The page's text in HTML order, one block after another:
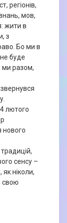
регіонів,
мов,
жити в
з
Бо ми в
буде
ми разом,
лютого
нового
сенсу –
як ніколи,
свою